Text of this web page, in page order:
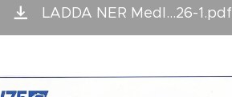
LADDA NER Medl...26-1.pdf